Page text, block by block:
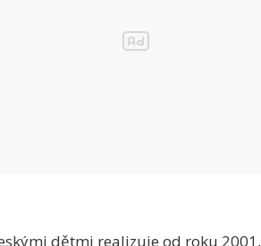
dětmi realizuje od roku 2001,